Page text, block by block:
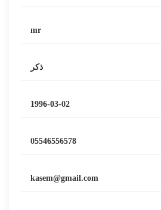
mr
ذكر
1996-03-02
05546556578
kasem@gmail.com